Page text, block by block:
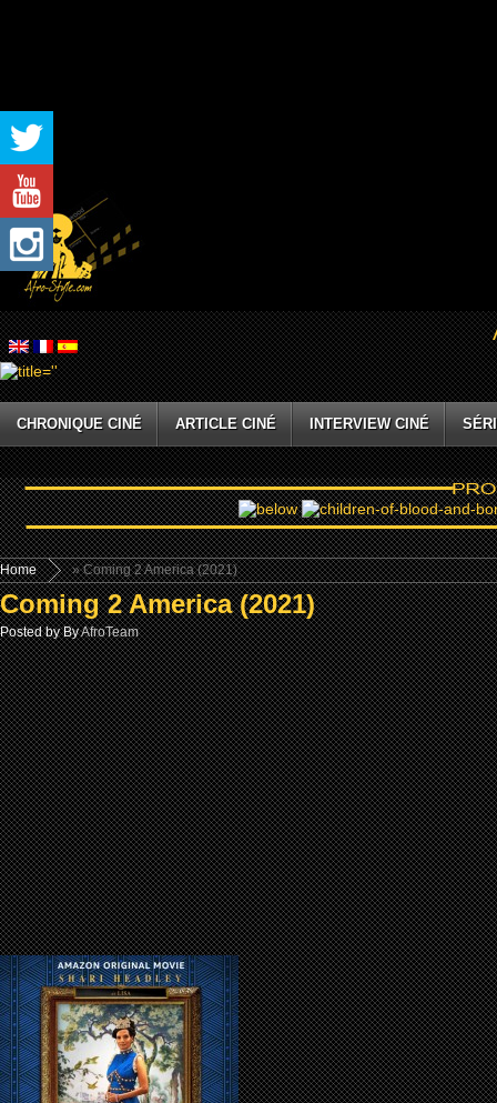
CHRONIQUE CINÉ ARTICLE CINÉ INTERVIEW CINÉ
Home » Coming 2 America (2021)
Coming 2 America (2021)
Posted by ByAfroTeam